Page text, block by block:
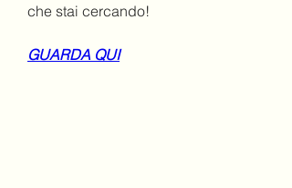
che stai cercando!
GUARDA QUI